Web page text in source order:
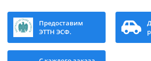
Предоставим
ЭТТН ЭСФ.